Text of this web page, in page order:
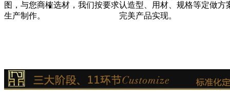
图，与您商榷选材，我们按要求
生产制作。
认造型、用材、规格等定做方
完美产品实现。